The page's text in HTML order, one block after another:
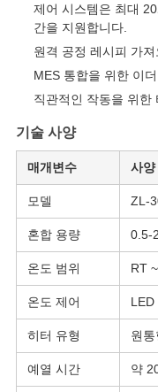
SHOW
SITEMAP
PRIVACY
POLICY
제어 시스템은 최대
간을 지원합니다.
원격 공정 레시피 가
MES 통합을 위한 이
직관적인 작동을 위한
기술 사양
매개변수 사양
모델 ZL-
혼합 용량 0.5-
온도 범위 RT
온도 제어 LED
히터 유형 원
예열 시간 약